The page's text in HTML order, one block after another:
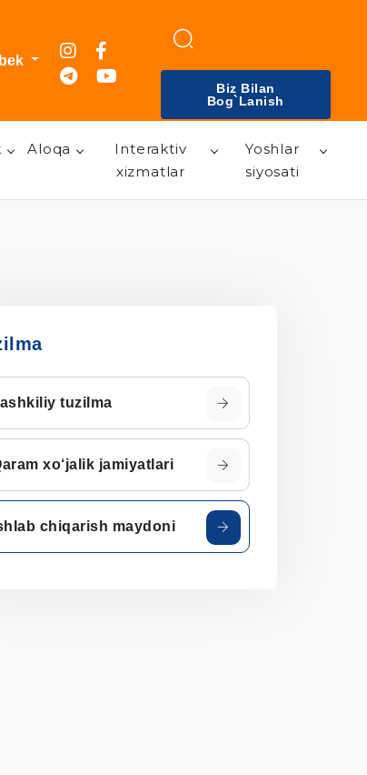
Biz Bilan
Bog`lanish
Aloqa
Interaktiv
xizmatlar
Yoshlar
siyosati
tuzilma
xo‘jalik jamiyatlari
chiqarish maydoni